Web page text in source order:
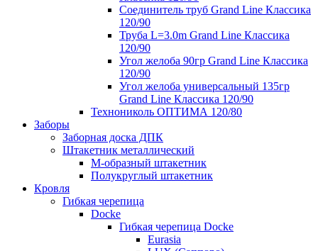
Соединитель труб Grand Line Классика
120/90
Труба L=3.0m Grand Line Классика
120/90
Угол желоба 90гр Grand Line Классика
120/90
Угол желоба универсальный 135гр
Grand Line Классика 120/90
Технониколь ОПТИМА 120/80
Заборы
Заборная доска ДПК
Штакетник металлический
М-образный штакетник
Полукруглый штакетник
Кровля
Гибкая черепица
Docke
Гибкая черепица Docke
Eurasia